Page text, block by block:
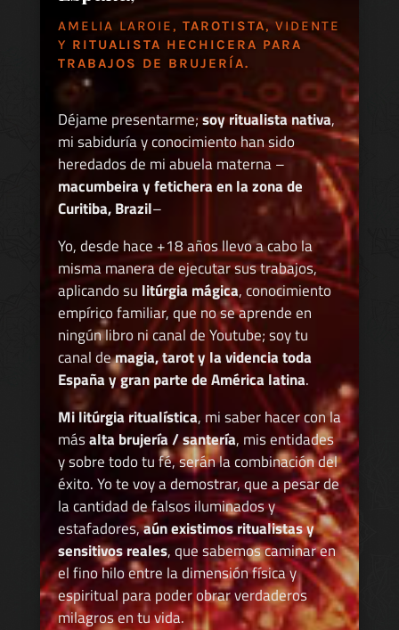
AMELIA LAROIE, TAROTISTA, VIDENTE
Y RITUALISTA HECHICERA PARA
TRABAJOS DE BRUJERÍA.
Déjame presentarme;soy ritualista nativa,
mi sabiduría y conocimiento han sido
heredados de mi abuela materna –
macumbeira y fetichera en la zona de
Curitiba, Brazil–
Yo, desde hace +18 años llevo a cabo la
misma manera de ejecutar sus trabajos,
aplicando su litúrgia mágica, conocimiento
empírico familiar, que no se aprende en
ningún libro ni canal de Youtube; soy tu
canal demagia, tarot y la videncia toda
España y gran parte de América latina.
Mi litúrgia ritualística, mi saber hacer con la
másalta brujería / santería, mis entidades
y sobre todo tu fé, serán la combinación del
éxito. Yo te voy a demostrar, que a pesar de
la cantidad de falsos iluminados y
estafadores,aún existimos ritualistas y
sensitivos reales, que sabemos caminar en
el fino hilo entre la dimensión física y
espiritual para poder obrar verdaderos
milagros en tu vida.